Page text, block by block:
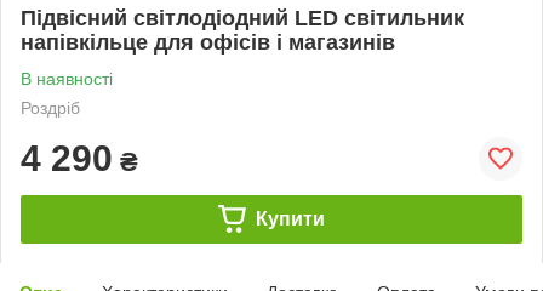
Підвісний світлодіодний LED світильник
напівкільце для офісів і магазинів
В наявності
Роздріб
4 290 ₴
Купити